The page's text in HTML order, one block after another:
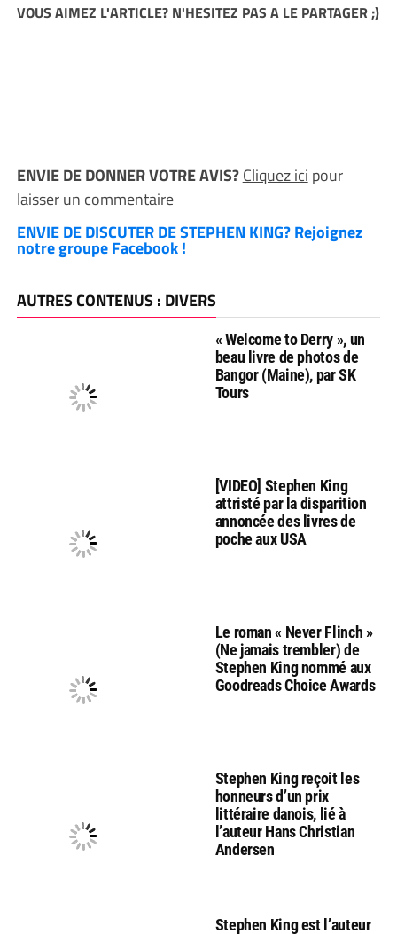
VOUS AIMEZ L'ARTICLE? N'HESITEZ PAS A LE PARTAGER ;)
ENVIE DE DONNER VOTRE AVIS?Cliquez ici pour
laisser un commentaire
ENVIE DE DISCUTER DE STEPHEN KING? Rejoignez
notre groupe Facebook !
AUTRES CONTENUS : DIVERS
« Welcome to Derry », un
beau livre de photos de
Bangor (Maine), par SK
Tours
[VIDEO] Stephen King
attristé par la disparition
annoncée des livres de
poche aux USA
Le roman « Never Flinch »
(Ne jamais trembler) de
Stephen King nommé aux
Goodreads Choice Awards
Stephen King reçoit les
honneurs d’un prix
littéraire danois, lié à
l’auteur Hans Christian
Andersen
Stephen King est l’auteur